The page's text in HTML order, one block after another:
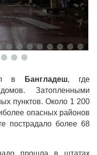
в Бангладеш, где
Затопленными
пунктов. Около 1 200
опасных районов
пострадало более 68
прошла в штатах